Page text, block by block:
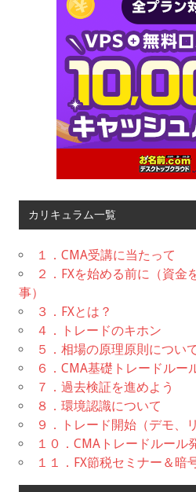
カリキュラム一覧
１．CMA受講に当たって
２．FXを始める前に（資金
事）
３．FXとは？
４．トレードのキホン
５．相場の原理原則につい
６．CMA基礎トレードルー
７．過去検証を進めよう
８．環境認識について
９．トレード開始（デモ、
１０．CMAトレードルール
１１．FX節税セミナー＆暗